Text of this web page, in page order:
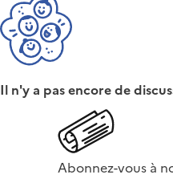
Il n'y a pas encore de
Abonnez-vous à